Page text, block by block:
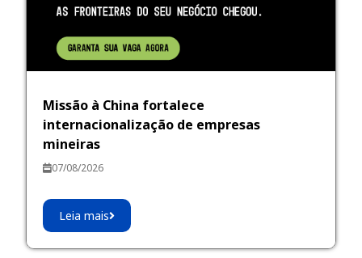
Missão à China fortalece
internacionalização de empresas
mineiras
07/08/2026
Leia mais